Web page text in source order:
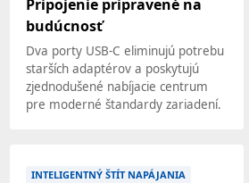
Pripojenie pripravené na
budúcnosť
Dva porty USB-C eliminujú potrebu
starších adaptérov a poskytujú
zjednodušené nabíjacie centrum
pre moderné štandardy zariadení.
INTELIGENTNÝ ŠTÍT NAPÁJANIA